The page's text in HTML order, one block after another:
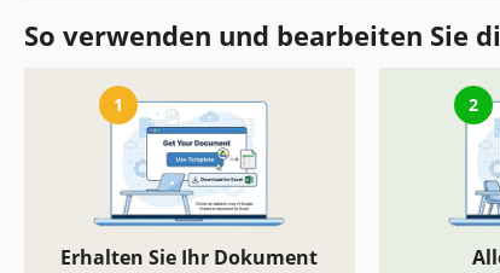
So verwenden und bearbeiten Sie
1
Erhalten Sie Ihr Dokument
2